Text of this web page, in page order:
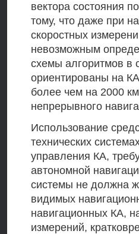
вектора состояния
тому, что даже при
скоростных
невозможным
схемы алгоритмов в
ориентированы на
более чем на 2000
непрерывного
Использование
технических
управления КА,
автономной
системы не должна
видимых
навигационных КА,
измерений,